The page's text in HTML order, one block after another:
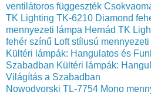
ventilátoros függeszték
TK Lighting TK-6210 Diamond
mennyezeti lámpa Hernád TK
fehér színű Loft stílusú
Kültéri lámpák: Hangulatos és
Szabadban Kültéri lámpák:
Világítás a Szabadban
Nowodvorski TL-7754 Mono